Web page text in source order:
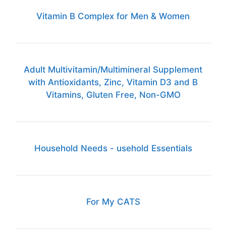
Vitamin B Complex for Men & Women
Adult Multivitamin/Multimineral Supplement
with Antioxidants, Zinc, Vitamin D3 and B
Vitamins, Gluten Free, Non-GMO
Household Needs - usehold Essentials
For My CATS